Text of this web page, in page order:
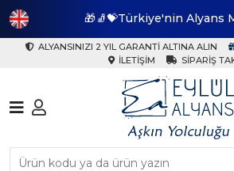
🎁🧦💝Türkiye'nin Alyans
ALYANSINIZI 2 YIL GARANTI ALTINA ALIN
İLETIŞIM
SIPARIŞ